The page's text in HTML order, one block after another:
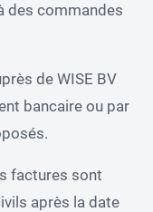
des commandes
de WISE BV
bancaire ou par
factures sont
après la date